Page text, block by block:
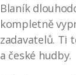
Blaník
kompletně
zadavatelů. Ti
a české hudby.